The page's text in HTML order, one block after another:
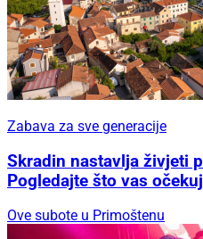
Zabava za sve generacije
Skradin nastavlja živjeti
Pogledajte što vas
Ove subote u Primoštenu